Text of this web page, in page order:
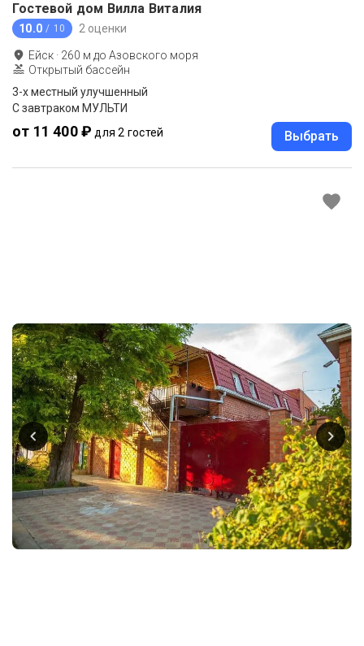
Гостевой дом Вилла Виталия
10.0 / 10 2 оценки
Ейск · 260 м до Азовского моря
Открытый бассейн
3-x местный улучшенный
С завтраком МУЛЬТИ
от 11 400 ₽ для 2 гостей Выбрать